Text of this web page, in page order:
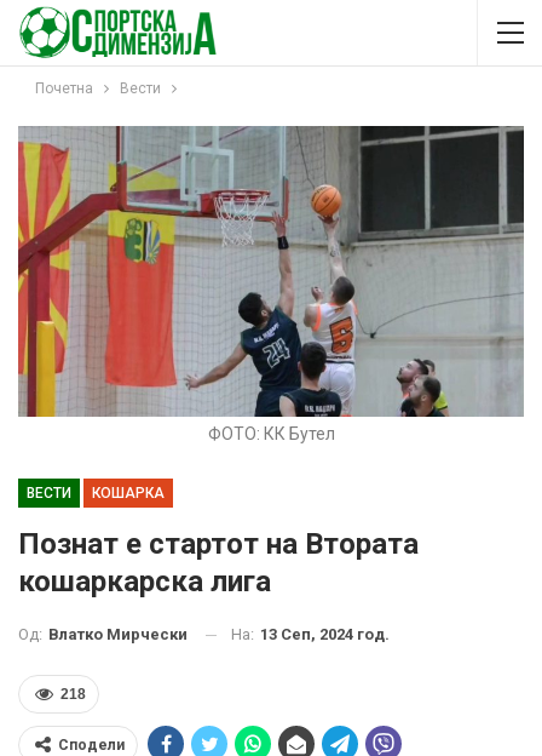
Почетна Вести
ФОТО: КК Бутел
ВЕСТИ КОШАРКА
Познат е стартот на Втората
кошаркарска лига
Од: Влатко Мирчески На: 13 Сеп, 2024 год.
218
Сподели